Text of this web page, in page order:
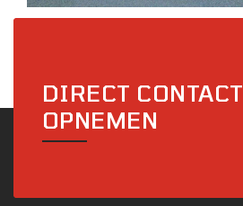
DIRECT CONTACT
OPNEMEN